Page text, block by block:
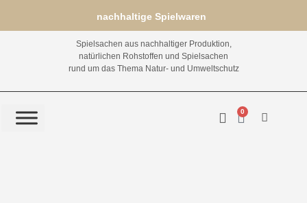
nachhaltige Spielwaren
Spielsachen aus nachhaltiger Produktion,
natürlichen Rohstoffen und Spielsachen
rund um das Thema Natur- und Umweltschutz
0